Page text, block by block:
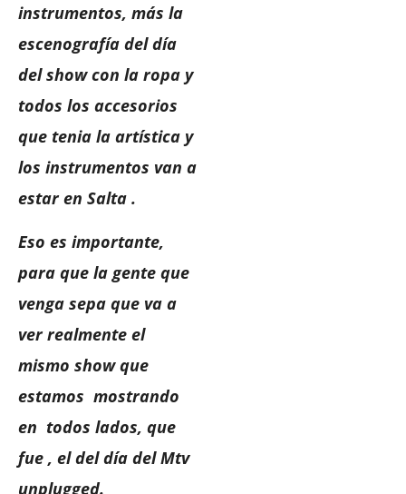
instrumentos, más la
escenografía del día
del show con la ropa y
todos los accesorios
que tenia la artística y
los instrumentos van a
estar en Salta .
Eso es importante,
para que la gente que
venga sepa que va a
ver realmente el
mismo show que
estamos mostrando
en todos lados, que
fue , el del día del Mtv
unplugged.